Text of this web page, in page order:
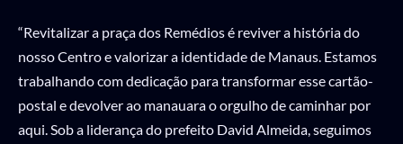
“Revitalizar a praça dos Remédios é reviver a história do
nosso Centro e valorizar a identidade de Manaus. Estamos
trabalhando com dedicação para transformar esse cartão-
postal e devolver ao manauara o orgulho de caminhar por
aqui. Sob a liderança do prefeito David Almeida, seguimos